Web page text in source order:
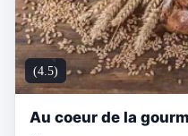
(4.5)
Au coeur de la